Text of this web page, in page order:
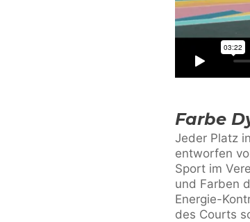
Farbe
Jeder Platz
entworfen
Sport im
und Farben
Energie-
des Courts